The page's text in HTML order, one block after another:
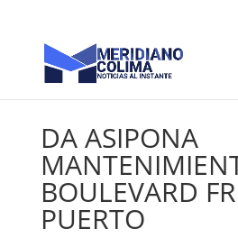
DA ASIPONA
BOULEVARD
PUERTO